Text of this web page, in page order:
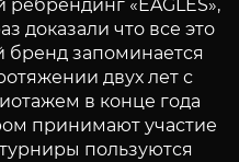
«EAGLES»,
доказали что все это
бренд запоминается
двух лет с
в конце года
принимают участие
пользуются